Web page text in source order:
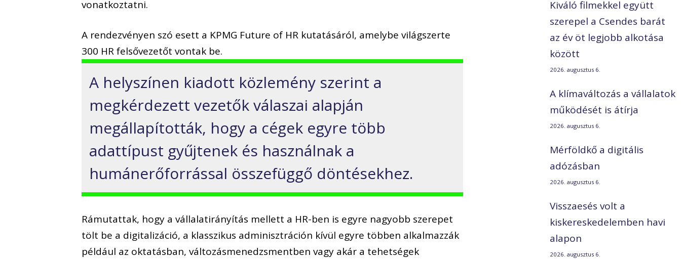
vonatkoztatni.
A rendezvényen szó esett a KPMG Future of HR kutatásáról, amelybe világszerte
300 HR felsővezetőt vontak be.
A helyszínen kiadott közlemény szerint a
megkérdezett vezetők válaszai alapján
megállapították, hogy a cégek egyre több
adattípust gyűjtenek és használnak a
humánerőforrással összefüggő döntésekhez.
Rámutattak, hogy a vállalatirányítás mellett a HR-ben is egyre nagyobb szerepet
tölt be a digitalizáció, a klasszikus adminisztráción kívül egyre többen alkalmazzák
például az oktatásban, változásmenedzsmentben vagy akár a tehetségek
Kiváló filmekkel együtt
szerepel a Csendes barát
az év öt legjobb alkotása
között
2026. augusztus 6.
A klímaváltozás a vállalatok
működését is átírja
2026. augusztus 6.
Mérföldkő a digitális
adózásban
2026. augusztus 6.
Visszaesés volt a
kiskereskedelemben havi
alapon
2026. augusztus 6.